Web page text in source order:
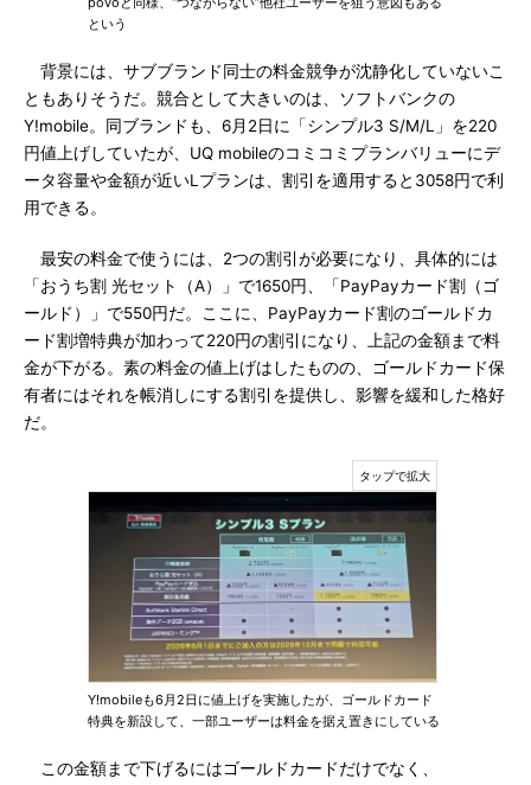
という
背景には、サブブランド同士の料金競争が沈静化していないこ
ともありそうだ。競合として大きいのは、ソフトバンクの
Y!mobile。同ブランドも、6月2日に「シンプル3 S/M/L」を220
円値上げしていたが、UQ mobileのコミコミプランバリューにデ
ータ容量や金額が近いLプランは、割引を適用すると3058円で利
用できる。
最安の料金で使うには、2つの割引が必要になり、具体的には
「おうち割 光セット（A）」で1650円、「PayPayカード割（ゴ
ールド）」で550円だ。ここに、PayPayカード割のゴールドカ
ード割増特典が加わって220円の割引になり、上記の金額まで料
金が下がる。素の料金の値上げはしたものの、ゴールドカード保
有者にはそれを帳消しにする割引を提供し、影響を緩和した格好
だ。
Y!mobileも6月2日に値上げを実施したが、ゴールドカード
特典を新設して、一部ユーザーは料金を据え置きにしている
この金額まで下げるにはゴールドカードだけでなく、